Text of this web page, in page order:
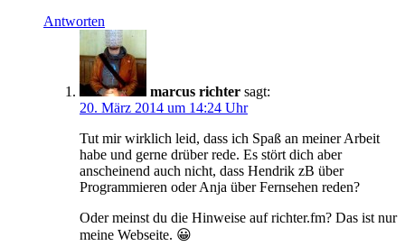
Antworten
marcus richter sagt:
20. März 2014 um 14:24 Uhr
Tut mir wirklich leid, dass ich Spaß an meiner Arbeit
habe und gerne drüber rede. Es stört dich aber
anscheinend auch nicht, dass Hendrik zB über
Programmieren oder Anja über Fernsehen reden?
Oder meinst du die Hinweise auf richter.fm? Das ist nur
meine Webseite. 😀